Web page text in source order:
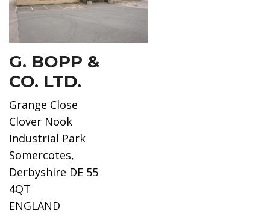
G. BOPP &
CO. LTD.
Grange Close
Clover Nook
Industrial Park
Somercotes,
Derbyshire DE 55
4QT
ENGLAND